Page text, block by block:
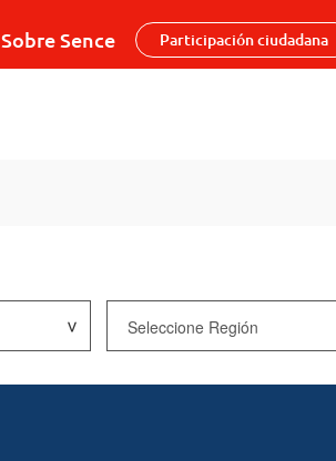
Sobre Sence Participación ciudadana